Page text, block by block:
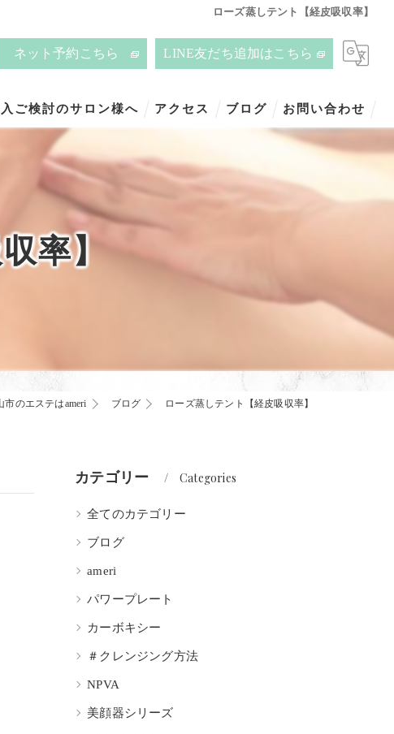
ローズ蒸しテント【経皮吸収率】
ネット予約こちら LINE友だち追加はこちら
ご検討のサロン様へ アクセス ブログ お問い合わせ
率】
市のエステはameri ブログ ローズ蒸しテント【経皮吸収率】
カテゴリー Categories
全てのカテゴリー
ブログ
ameri
パワープレート
カーボキシー
＃クレンジング方法
NPVA
美顔器シリーズ